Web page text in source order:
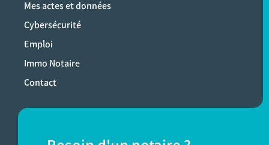
Mes actes et données
Cybersécurité
Emploi
Immo Notaire
Contact